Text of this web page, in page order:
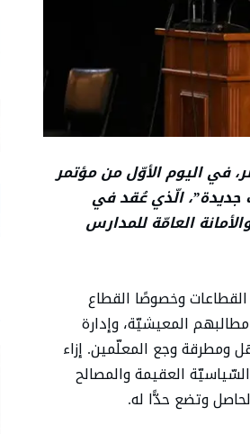
في اليوم الأوّل من مؤتمر
جديدة”، الّذي عُقد في
العامّة للمدارس
وخصوصًا القطاع
المعيشيّة، وإدارة
ومطرقة وجع المعلّمين. إزاء
العقيمة والمصالح
وتضع حدًّا له.